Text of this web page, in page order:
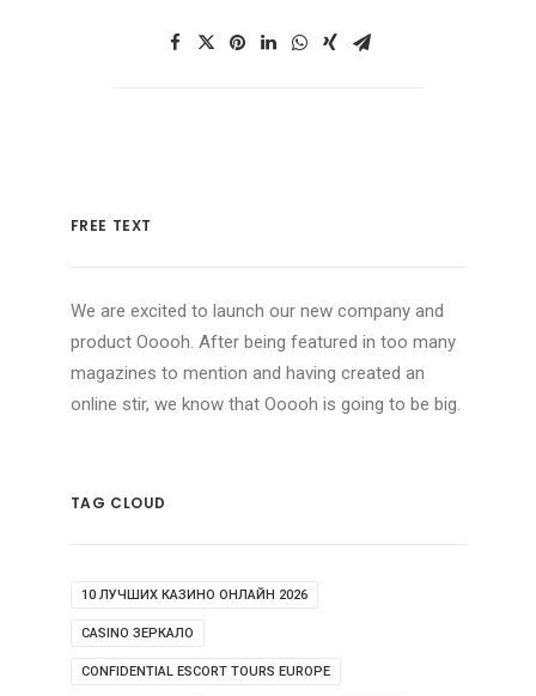
FREE TEXT
We are excited to launch our new company and
product Ooooh. After being featured in too many
magazines to mention and having created an
online stir, we know that Ooooh is going to be big.
TAG CLOUD
10 ЛУЧШИХ КАЗИНО ОНЛАЙН 2026
CASINO ЗЕРКАЛО
CONFIDENTIAL ESCORT TOURS EUROPE